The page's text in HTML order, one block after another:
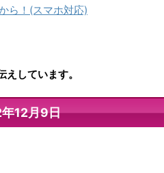
ら！(スマホ対応)
えしています。
12月9日